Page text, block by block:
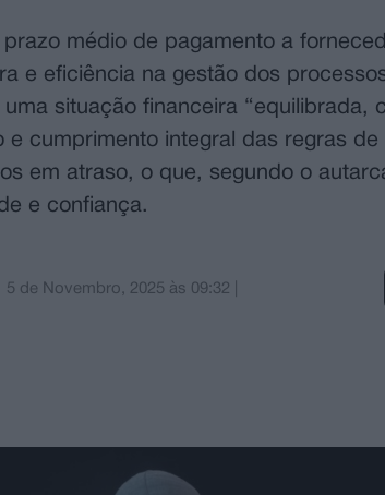
médio de pagamento a
e eficiência na gestão dos
situação financeira “equilibrada,
cumprimento integral das regras de
em atraso, o que, segundo o
e confiança.
5 de Novembro, 2025 às 09:32